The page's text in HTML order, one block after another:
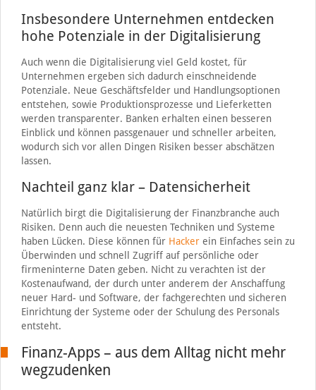
Insbesondere Unternehmen entdecken
hohe Potenziale in der Digitalisierung
Auch wenn die Digitalisierung viel Geld kostet, für
Unternehmen ergeben sich dadurch einschneidende
Potenziale. Neue Geschäftsfelder und Handlungsoptionen
entstehen, sowie Produktionsprozesse und Lieferketten
werden transparenter. Banken erhalten einen besseren
Einblick und können passgenauer und schneller arbeiten,
wodurch sich vor allen Dingen Risiken besser abschätzen
lassen.
Nachteil ganz klar – Datensicherheit
Natürlich birgt die Digitalisierung der Finanzbranche auch
Risiken. Denn auch die neuesten Techniken und Systeme
haben Lücken. Diese können für Hackerein Einfaches sein zu
Überwinden und schnell Zugriff auf persönliche oder
firmeninterne Daten geben. Nicht zu verachten ist der
Kostenaufwand, der durch unter anderem der Anschaffung
neuer Hard- und Software, der fachgerechten und sicheren
Einrichtung der Systeme oder der Schulung des Personals
entsteht.
Finanz-Apps – aus dem Alltag nicht mehr
wegzudenken